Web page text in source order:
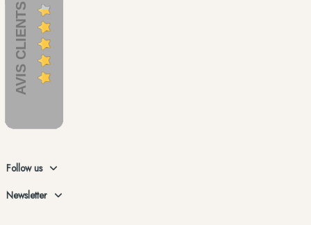
AVIS CLIENTS
Follow us
Newsletter